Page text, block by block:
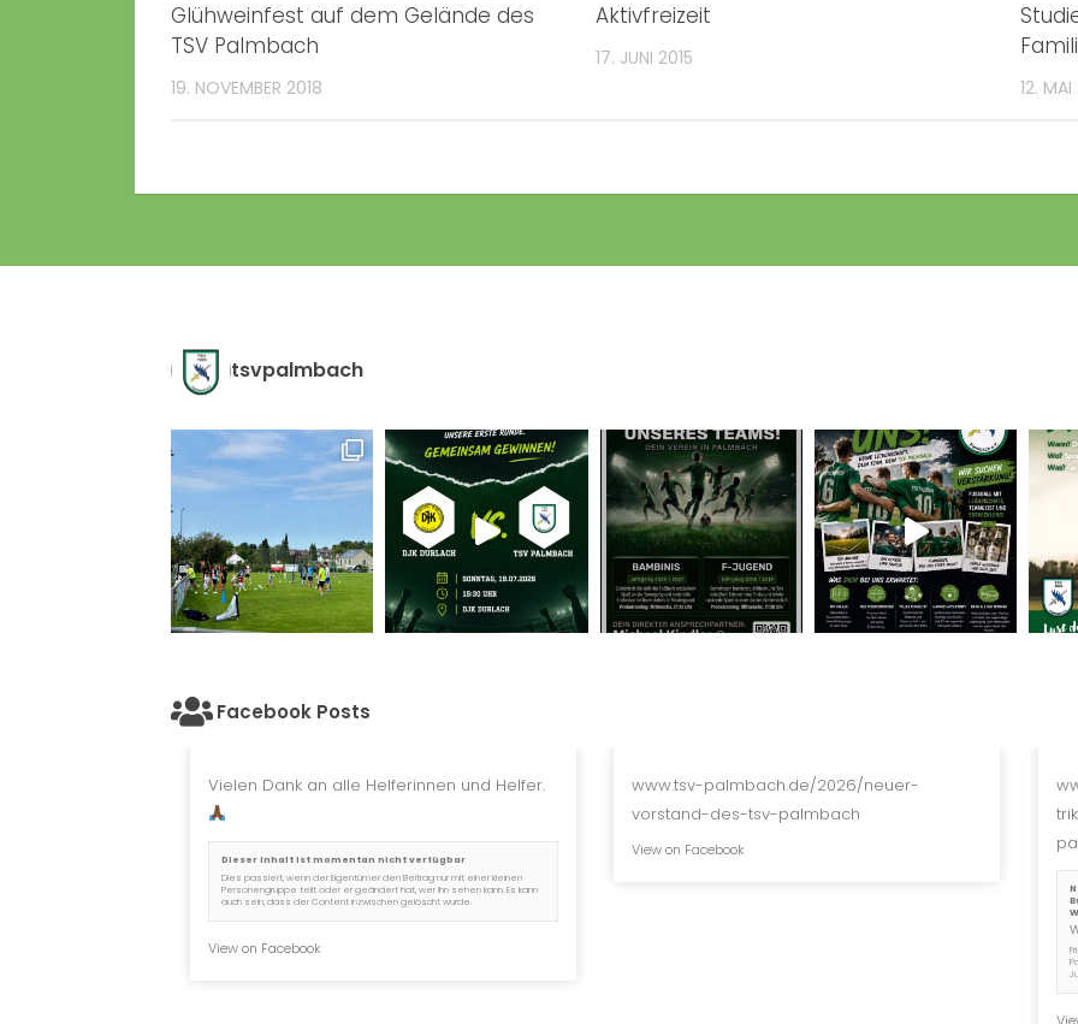
Glühweinfest auf dem Gelände des
TSV Palmbach
19. NOVEMBER 2018
Aktivfreizeit
17. JUNI 2015
12. MAI
tsvpalmbach
Facebook Posts
Vielen Dank an alle Helferinnen und Helfer.
Dieser Inhalt ist momentan nicht verfügbar
Dies passiert, wenn der Eigentümer den Beitrag nur mit einer kleinen
Personengruppe teilt oder er geändert hat, wer ihn sehen kann. Es kann
auch sein, dass der Content inzwischen gelöscht wurde.
View on Facebook
www.tsv-palmbach.de/2026/neuer-
vorstand-des-tsv-palmbach
View on Facebook